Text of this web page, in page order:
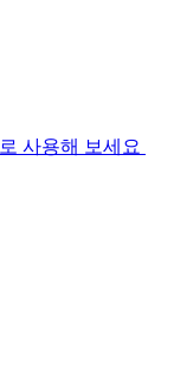
사용해 보세요